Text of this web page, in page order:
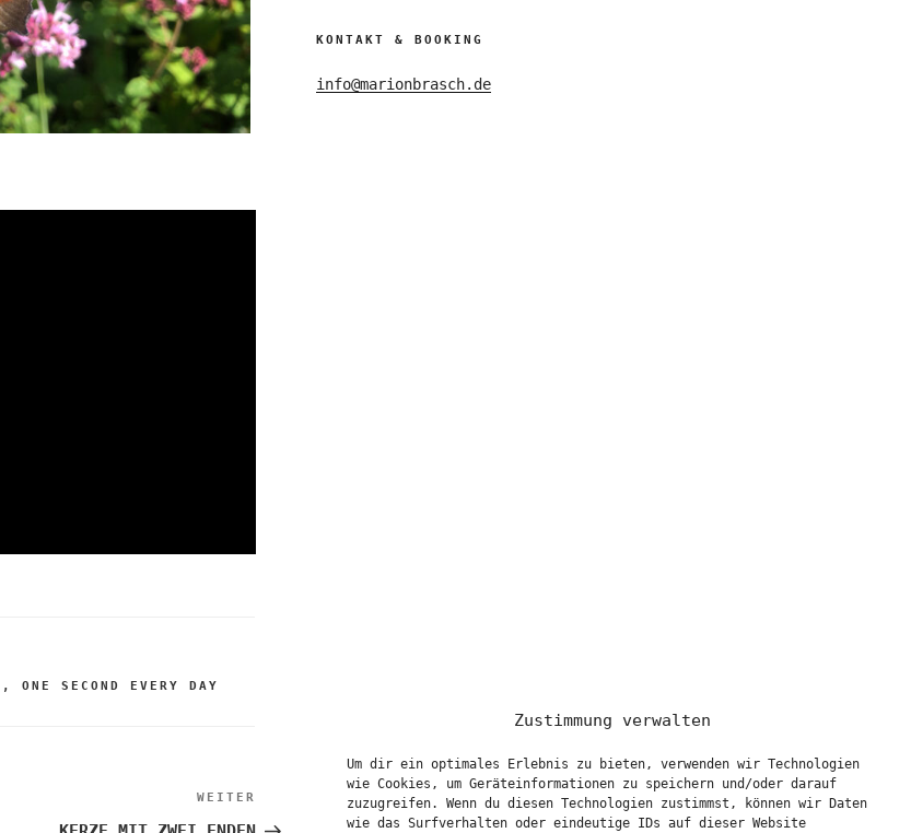
Zustimmung verwalten
Um dir ein optimales Erlebnis zu bieten, verwenden wir Technologien
wie Cookies, um Geräteinformationen zu speichern und/oder darauf
zuzugreifen. Wenn du diesen Technologien zustimmst, können wir Daten
wie das Surfverhalten oder eindeutige IDs auf dieser Website
, ONE SECOND EVERY DAY
Beitrag
WEITER
KONTAKT & BOOKING
info@marionbrasch.de